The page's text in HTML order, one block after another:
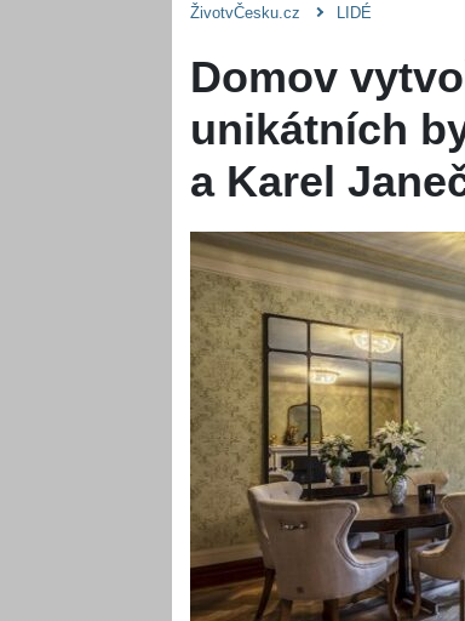
ŽivotvČesku.cz LIDÉ
Domov
unikátních
a Karel